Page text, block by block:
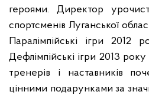
героями. Директор
спортсменів Луганської
Паралімпійські ігри
Дефлімпійські ігри 2013
тренерів і наставників
цінними подарунками за